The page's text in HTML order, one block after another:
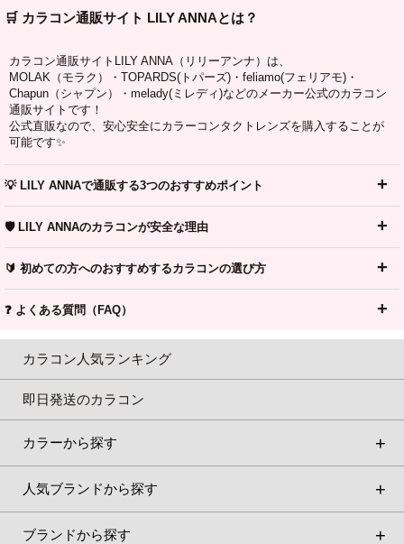
🛒 カラコン通販サイト LILY ANNAとは？
カラコン通販サイトLILY ANNA（リリーアンナ）は、
MOLAK（モラク）・TOPARDS(トパーズ)・feliamo(フェリアモ)・
Chapun（シャプン）・melady(ミレディ)などのメーカー公式のカラコン
通販サイトです！
公式直販なので、安心安全にカラーコンタクトレンズを購入することが
可能です✨
💡 LILY ANNAで通販する3つのおすすめポイント
🛡️ LILY ANNAのカラコンが安全な理由
🔰 初めての方へのおすすめするカラコンの選び方
❓ よくある質問（FAQ）
カラコン人気ランキング
即日発送のカラコン
カラーから探す
人気ブランドから探す
ブランドから探す